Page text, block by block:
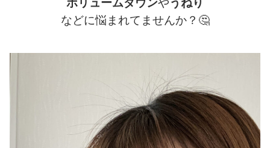
などに悩まれてませんか？ 🤔